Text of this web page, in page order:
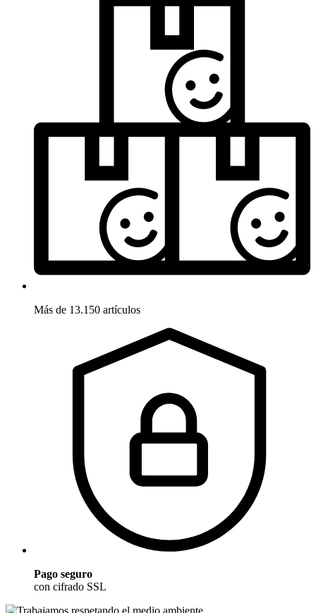
Más de 13.150 artículos
Pago seguro
con cifrado SSL